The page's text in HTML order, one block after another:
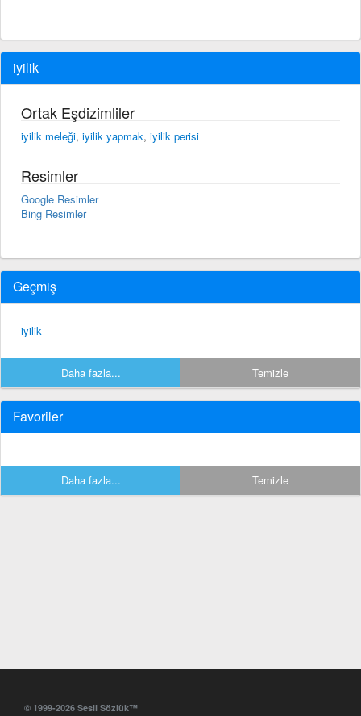
iyilik
Ortak Eşdizimliler
iyilik meleği, iyilik yapmak, iyilik perisi
Resimler
Google Resimler
Bing Resimler
Geçmiş
iyilik
Daha fazla... Temizle
Favoriler
Daha fazla... Temizle
© 1999-2026 Sesli Sözlük™